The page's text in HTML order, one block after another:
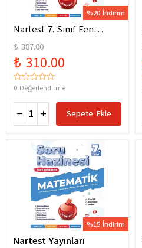
%20 İndirim
Nartest 7. Sınıf Fen
Bilimleri Soru Hazinesi
Yeni Maarif Modele
Uygun
₺ 387.00
₺ 310.00
0 Değerlendirme
Sepete Ekle
%15 İndirim
Nartest Yayınları